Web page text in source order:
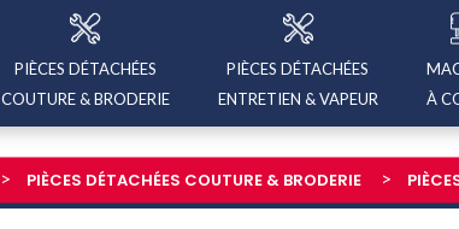
PIÈCES DÉTACHÉES
COUTURE & BRODERIE
PIÈCES DÉTACHÉES
ENTRETIEN & VAPEUR
À
PIÈCES DÉTACHÉES COUTURE & BRODERIE